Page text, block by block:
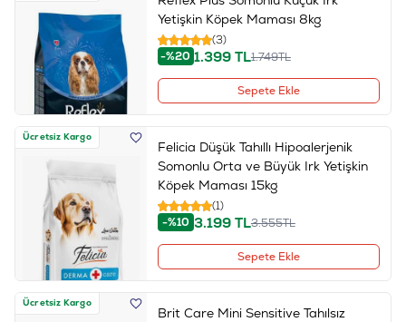
Yetişkin Köpek Maması 8kg
(3)
-%20 1.399TL1.749TL
Sepete Ekle
Ücretsiz Kargo
Felicia Düşük Tahıllı Hipoalerjenik
Somonlu Orta ve Büyük Irk Yetişkin
Köpek Maması 15kg
(1)
-%10 3.199TL3.555TL
Sepete Ekle
Ücretsiz Kargo
Brit Care Mini Sensitive Tahılsız